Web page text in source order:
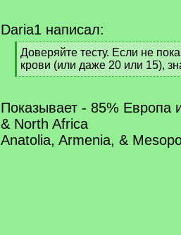
Daria1 написал:
[
q
]
Доверяйте тесту. Если не
крови (или даже 20 или 15),
[
q
]
Показывает - 85% Европа
& North Africa
Anatolia, Armenia, &